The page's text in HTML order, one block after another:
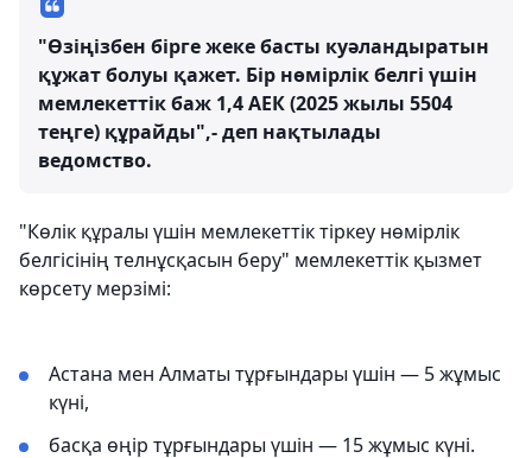
"Өзіңізбен бірге жеке басты куәландыратын
құжат болуы қажет. Бір нөмірлік белгі үшін
мемлекеттік баж 1,4 АЕК (2025 жылы 5504
теңге) құрайды",- деп нақтылады
ведомство.
"Көлік құралы үшін мемлекеттік тіркеу нөмірлік
белгісінің телнұсқасын беру" мемлекеттік қызмет
көрсету мерзімі:
Астана мен Алматы тұрғындары үшін — 5 жұмыс
күні,
басқа өңір тұрғындары үшін — 15 жұмыс күні.